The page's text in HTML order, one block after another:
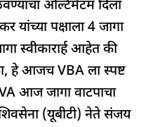
अल्टिमेटम दिला
पक्षाला 4 जागा
स्वीकारार्ह आहेत की
हे आजच VBA ला स्पष्ट
आज जागा वाटपाचा
(यूबीटी) नेते संजय